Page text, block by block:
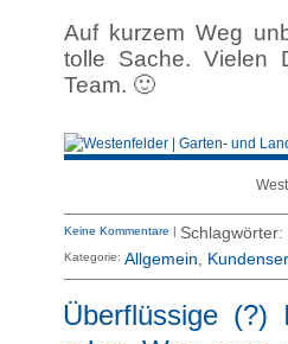
Auf kurzem Weg
tolle Sache. Vielen
Team. 🙂
Keine Kommentare | Schlagwörter:
Kategorie: Allgemein
Überflüssige (?)